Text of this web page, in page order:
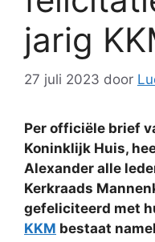
jarig
27 juli 2023 door
Per officiële brief
Koninklijk Huis,
Alexander alle
Kerkraads
gefeliciteerd met
KKM bestaat